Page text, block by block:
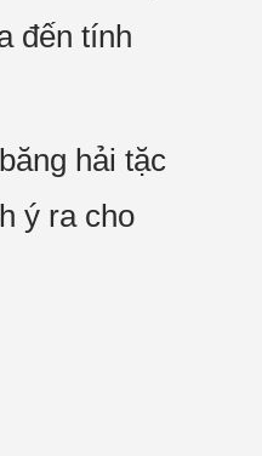
đến tính
hải tặc
ý ra cho